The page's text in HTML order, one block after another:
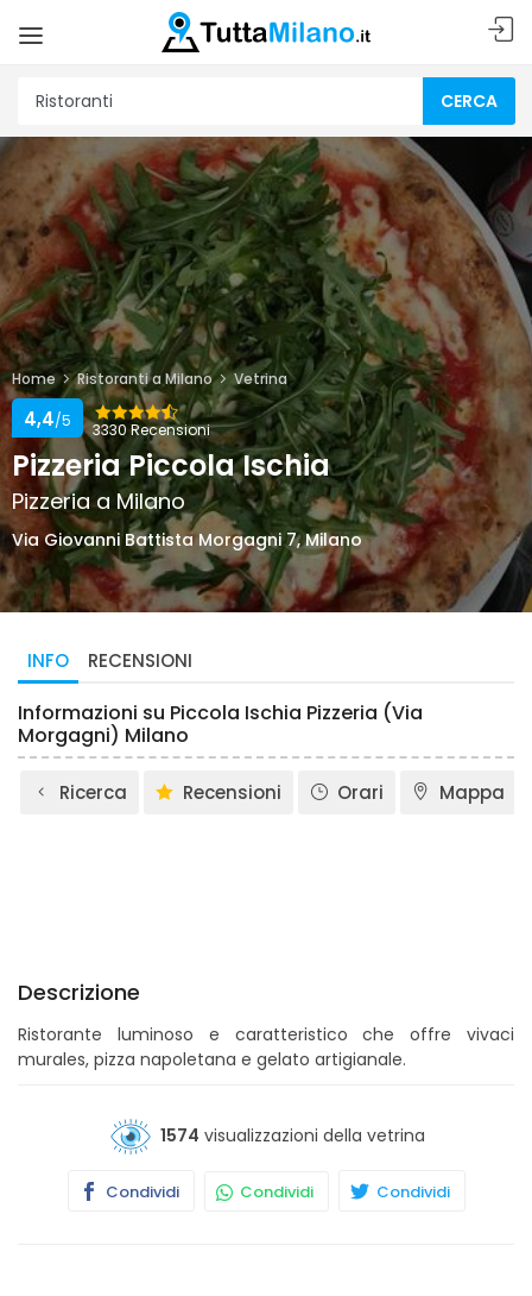
CERCA
Home Ristoranti a Milano Vetrina
3330 Recensioni
4,4/5
Pizzeria Piccola Ischia
Pizzeria a Milano
Via Giovanni Battista Morgagni 7, Milano
INFO RECENSIONI
Informazioni su Piccola Ischia Pizzeria (Via
Morgagni) Milano
Ricerca Recensioni Orari Mappa
Descrizione
Ristorante luminoso e caratteristico che offre vivaci
murales, pizza napoletana e gelato artigianale.
1574 visualizzazioni della vetrina
Condividi Condividi Condividi